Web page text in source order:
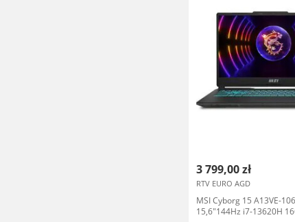
3 799,00 zł
RTV EURO AGD
MSI Cyborg 15 A13VE-
15,6"144Hz i7-13620H